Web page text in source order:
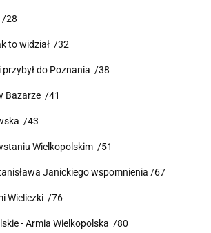
/28
to widział /32
przybył do Poznania /38
Bazarze /41
/43
Wielkopolskim /51
Janickiego wspomnienia /67
Wieliczki /76
- Armia Wielkopolska /80